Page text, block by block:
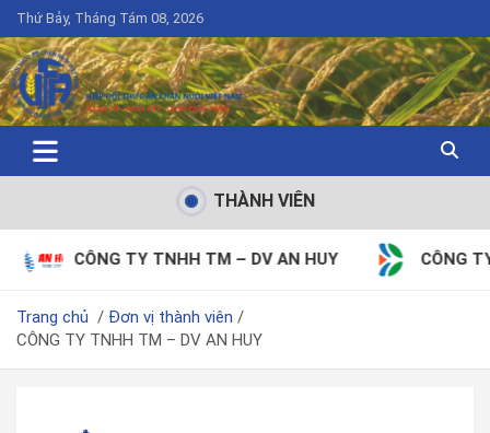
Thứ Bảy, Tháng Tám 08, 2026
THÀNH VIÊN
TY TNHH TM – DV AN HUY CÔNG TY CỔ PHẦN
Trang chủ
Đơn vị thành viên
CÔNG TY TNHH TM – DV AN HUY